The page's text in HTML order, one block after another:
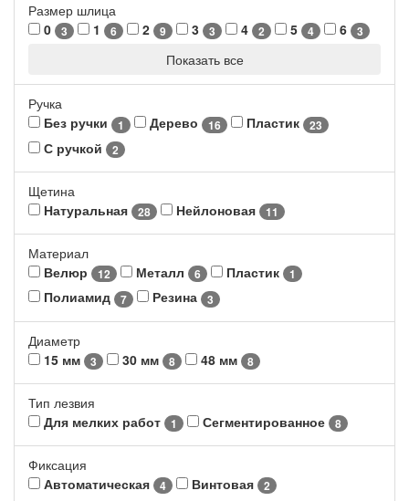
Размер шлица
0
3 1 6 2 9 3 3 4 2 5 4 6 3
Показать все
Ручка
Без ручки
1 Дерево 16 Пластик 23
С ручкой 2
Щетина
Натуральная
28 Нейлоновая 11
Материал
Велюр
12 Металл 6 Пластик 1
Полиамид 7 Резина 3
Диаметр
15 мм
3 30 мм 8 48 мм 8
Тип лезвия
Для мелких работ
1 Сегментированное 8
Фиксация
Автоматическая
4 Винтовая 2